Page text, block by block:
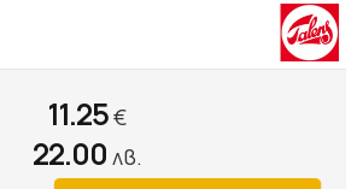
11.25€
22.00 лв.